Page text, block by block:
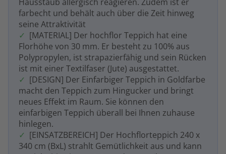
farbecht und behält auch über die Zeit hinweg
seine Attraktivität
[MATERIAL] Der hochflor Teppich hat eine
Florhöhe von 30 mm. Er besteht zu 100% aus
Polypropylen, ist strapazierfähig und sein Rücken
ist mit einer Textilfaser (Jute) ausgestattet.
[DESIGN] Der Einfarbiger Teppich in Goldfarbe
macht den Teppich zum Hingucker und bringt
neues Effekt im Raum. Sie können den
einfarbigen Teppich überall bei Ihnen zuhause
hinlegen.
[EINSATZBEREICH] Der Hochflorteppich 240 x
340 cm (BxL) strahlt Gemütlichkeit aus und kann